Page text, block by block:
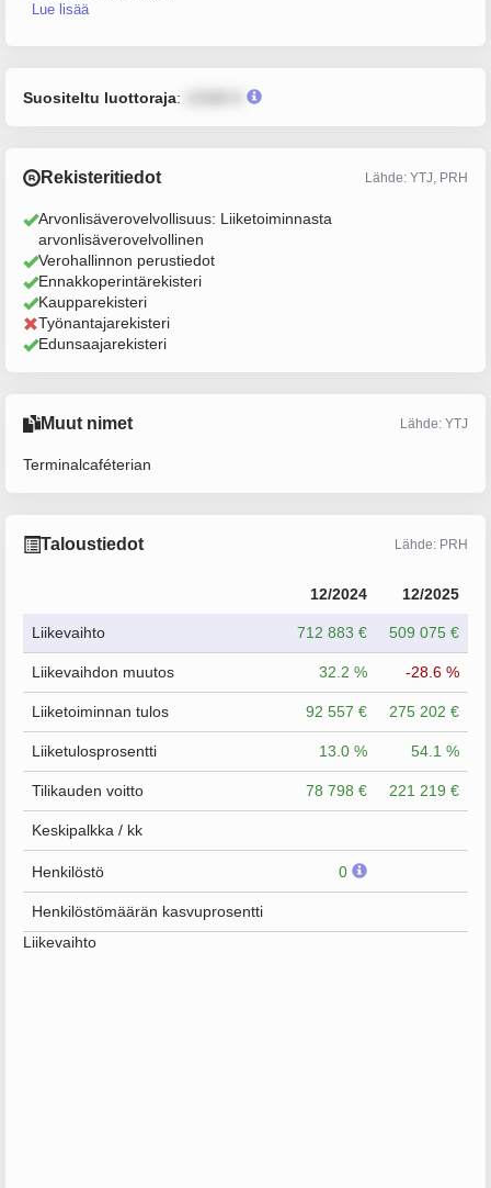
Lue lisää
Suositeltu luottoraja:
Rekisteritiedot Lähde: YTJ, PRH
Arvonlisäverovelvollisuus: Liiketoiminnasta
arvonlisäverovelvollinen
Verohallinnon perustiedot
Ennakkoperintärekisteri
Kaupparekisteri
Työnantajarekisteri
Edunsaajarekisteri
Muut nimet Lähde: YTJ
Terminalcaféterian
Taloustiedot Lähde: PRH
12/2024 12/2025
Liikevaihto 712 883 € 509 075 €
Liikevaihdon muutos 32.2 % -28.6 %
Liiketoiminnan tulos 92 557 € 275 202 €
Liiketulosprosentti 13.0 % 54.1 %
Tilikauden voitto 78 798 € 221 219 €
Keskipalkka / kk
Henkilöstö 0
Henkilöstömäärän kasvuprosentti
Liikevaihto